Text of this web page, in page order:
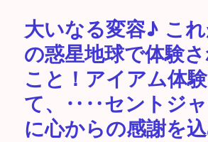
大いなる変容♪ こ
の惑星地球で体験
こと！アイアム体
て、‥‥セントジャ
に心からの感謝を